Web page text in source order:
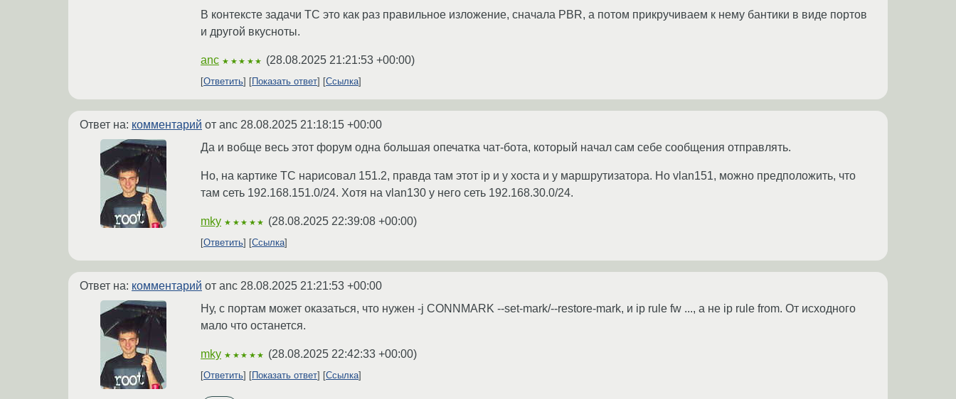
В контексте задачи ТС это как раз правильное изложение, сначала PBR, а потом прикручиваем к нему бантики в виде портов
и другой вкусноты.
anc ★★★★★ (28.08.2025 21:21:53 +00:00)
Ответить Показать ответ Ссылка
Ответ на: комментарий от anc 28.08.2025 21:18:15 +00:00
Да и вобще весь этот форум одна большая опечатка чат-бота, который начал сам себе сообщения отправлять.
Но, на картике ТС нарисовал 151.2, правда там этот ip и у хоста и у маршрутизатора. Но vlan151, можно предположить, что
там сеть 192.168.151.0/24. Хотя на vlan130 у него сеть 192.168.30.0/24.
mky ★★★★★ (28.08.2025 22:39:08 +00:00)
Ответить Ссылка
Ответ на: комментарий от anc 28.08.2025 21:21:53 +00:00
Ну, с портам может оказаться, что нужен -j CONNMARK --set-mark/--restore-mark, и ip rule fw ..., а не ip rule from. От исходного
мало что останется.
mky ★★★★★ (28.08.2025 22:42:33 +00:00)
Ответить Показать ответ Ссылка